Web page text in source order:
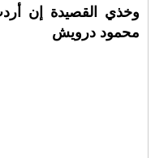
وخذي القصيدة إن
محمود درويش